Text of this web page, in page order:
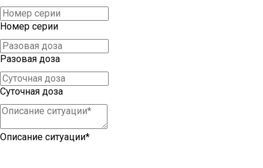
Номер серии
Разовая доза
Суточная доза
Описание ситуации*